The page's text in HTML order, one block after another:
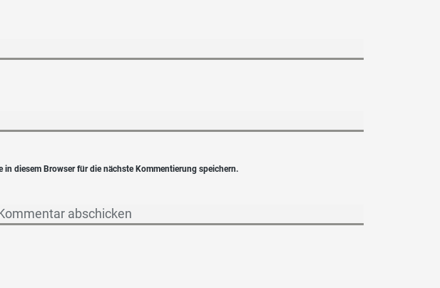
diesem Browser für die nächste Kommentierung speichern.